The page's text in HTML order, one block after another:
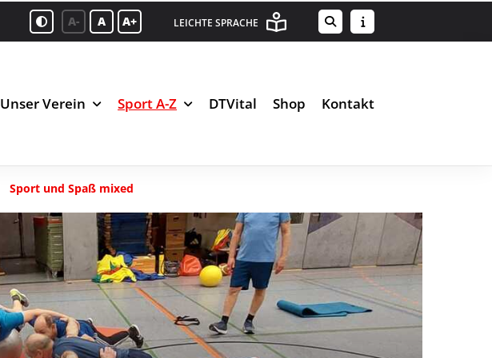
A- A A+ LEICHTE SPRACHE
Unser Verein Sport A-Z DTVital Shop Kontakt
Sport und Spaß mixed